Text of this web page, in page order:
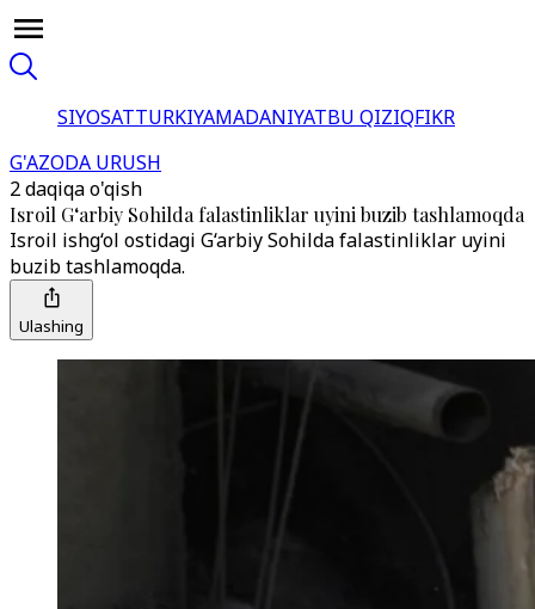
SIYOSATTURKIYAMADANIYATBU QIZIQFIKR
G'AZODA URUSH
2 daqiqa o'qish
Isroil G‘arbiy Sohilda falastinliklar uyini buzib tashlamoqda
Isroil ishg‘ol ostidagi G‘arbiy Sohilda falastinliklar uyini
buzib tashlamoqda.
Ulashing